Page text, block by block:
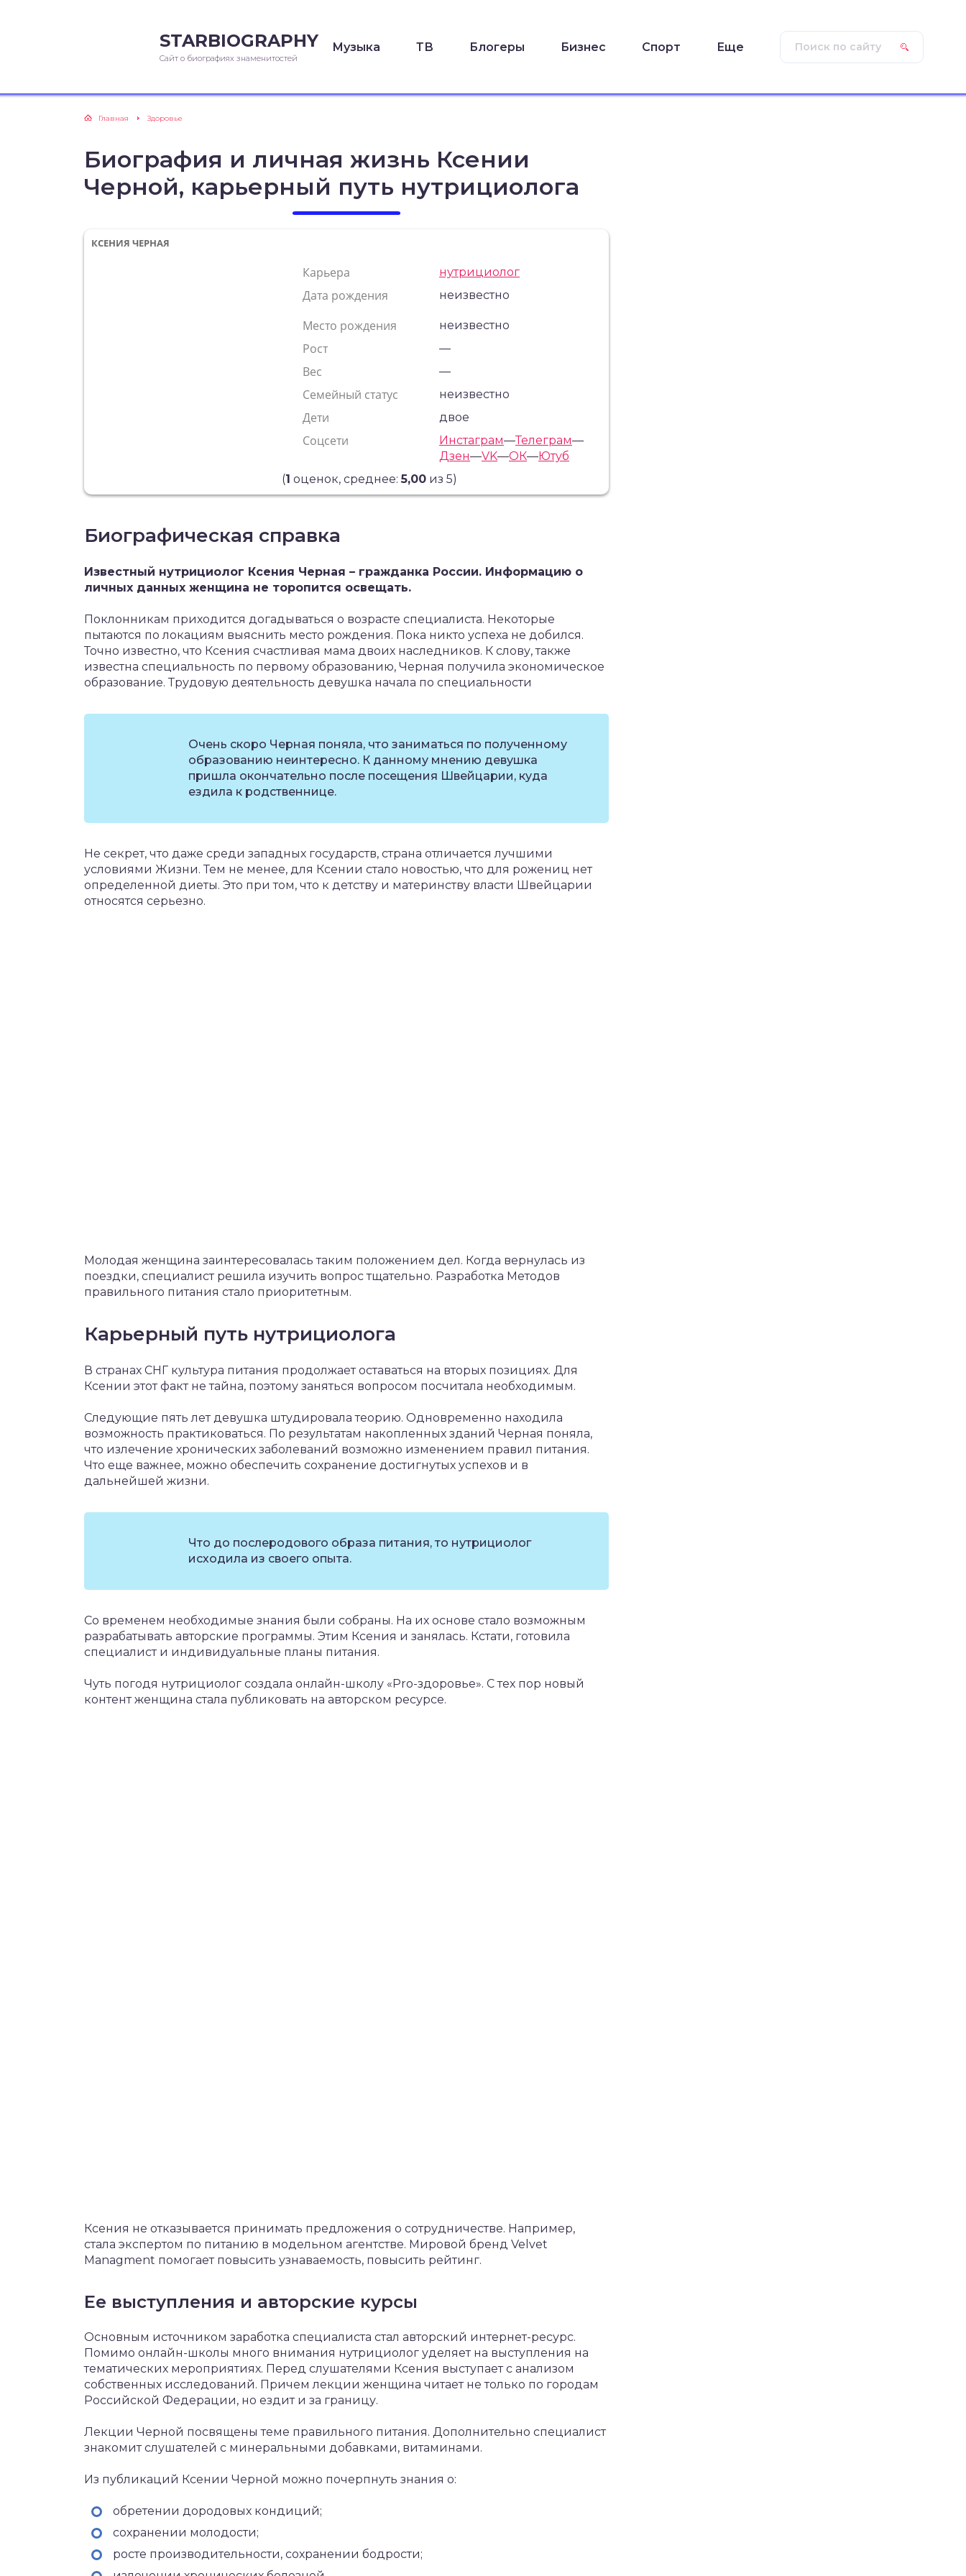
STARBIOGRAPHY
Сайт о биографиях знаменитостей
Музыка ТВ Блогеры Бизнес Спорт Еще
Главная Здоровье
Биография и личная жизнь Ксении
Черной, карьерный путь нутрициолога
КСЕНИЯ ЧЕРНАЯ
Карьера нутрициолог
Дата рождения неизвестно
Место рождения неизвестно
Рост —
Вес —
Семейный статус неизвестно
Дети двое
Соцсети Инстаграм—Телеграм—
Дзен—VK—ОК—Ютуб
(1 оценок, среднее:5,00 из 5)
Биографическая справка
Известный нутрициолог Ксения Черная – гражданка России. Информацию о
личных данных женщина не торопится освещать.
Поклонникам приходится догадываться о возрасте специалиста. Некоторые
пытаются по локациям выяснить место рождения. Пока никто успеха не добился.
Точно известно, что Ксения счастливая мама двоих наследников. К слову, также
известна специальность по первому образованию, Черная получила экономическое
образование. Трудовую деятельность девушка начала по специальности
Очень скоро Черная поняла, что заниматься по полученному
образованию неинтересно. К данному мнению девушка
пришла окончательно после посещения Швейцарии, куда
ездила к родственнице.
Не секрет, что даже среди западных государств, страна отличается лучшими
условиями Жизни. Тем не менее, для Ксении стало новостью, что для рожениц нет
определенной диеты. Это при том, что к детству и материнству власти Швейцарии
относятся серьезно.
Молодая женщина заинтересовалась таким положением дел. Когда вернулась из
поездки, специалист решила изучить вопрос тщательно. Разработка Методов
правильного питания стало приоритетным.
Карьерный путь нутрициолога
В странах СНГ культура питания продолжает оставаться на вторых позициях. Для
Ксении этот факт не тайна, поэтому заняться вопросом посчитала необходимым.
Следующие пять лет девушка штудировала теорию. Одновременно находила
возможность практиковаться. По результатам накопленных зданий Черная поняла,
что излечение хронических заболеваний возможно изменением правил питания.
Что еще важнее, можно обеспечить сохранение достигнутых успехов и в
дальнейшей жизни.
Что до послеродового образа питания, то нутрициолог
исходила из своего опыта.
Со временем необходимые знания были собраны. На их основе стало возможным
разрабатывать авторские программы. Этим Ксения и занялась. Кстати, готовила
специалист и индивидуальные планы питания.
Чуть погодя нутрициолог создала онлайн-школу «Pro-здоровье». С тех пор новый
контент женщина стала публиковать на авторском ресурсе.
Ксения не отказывается принимать предложения о сотрудничестве. Например,
стала экспертом по питанию в модельном агентстве. Мировой бренд Velvet
Managment помогает повысить узнаваемость, повысить рейтинг.
Ее выступления и авторские курсы
Основным источником заработка специалиста стал авторский интернет-ресурс.
Помимо онлайн-школы много внимания нутрициолог уделяет на выступления на
тематических мероприятиях. Перед слушателями Ксения выступает с анализом
собственных исследований. Причем лекции женщина читает не только по городам
Российской Федерации, но ездит и за границу.
Лекции Черной посвящены теме правильного питания. Дополнительно специалист
знакомит слушателей с минеральными добавками, витаминами.
Из публикаций Ксении Черной можно почерпнуть знания о:
обретении дородовых кондиций;
сохранении молодости;
росте производительности, сохранении бодрости;